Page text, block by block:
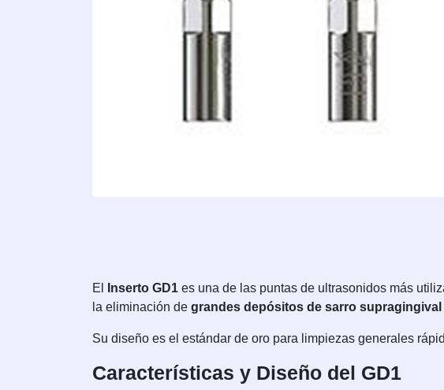
El Inserto GD1 es una de las puntas de ultrasonidos más
la eliminación de grandes depósitos de sarro supragingival
Su diseño es el estándar de oro para limpiezas generales
Características y Diseño del GD1